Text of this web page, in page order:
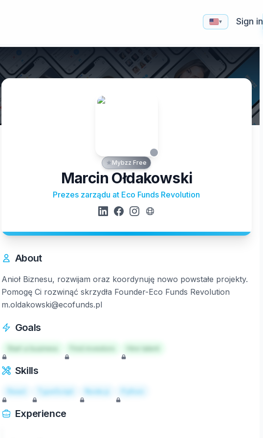
▾ Sign in
Mybzz Free
Marcin Ołdakowski
Prezes zarządu at Eco Funds Revolution
About
Anioł Biznesu, rozwijam oraz koordynuję nowo powstałe projekty.
Pomogę Ci rozwinąć skrzydła Founder-Eco Funds Revolution
m.oldakowski@ecofunds.pl
Goals
Start a business Hire talent
Skills
React TypeScript Node.js Python
Experience